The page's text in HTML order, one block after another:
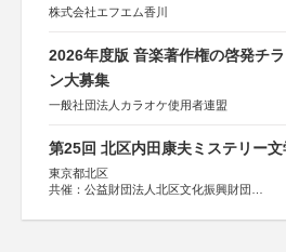
株式会社エフエム香川
2026年度版 音楽著作権の啓発チ
ン大募集
一般社団法人カラオケ使用者連盟
第25回 北区内田康夫ミステリー文
東京都北区
共催：公益財団法人北区文化振興財団
協賛：株式会社実業之日本社